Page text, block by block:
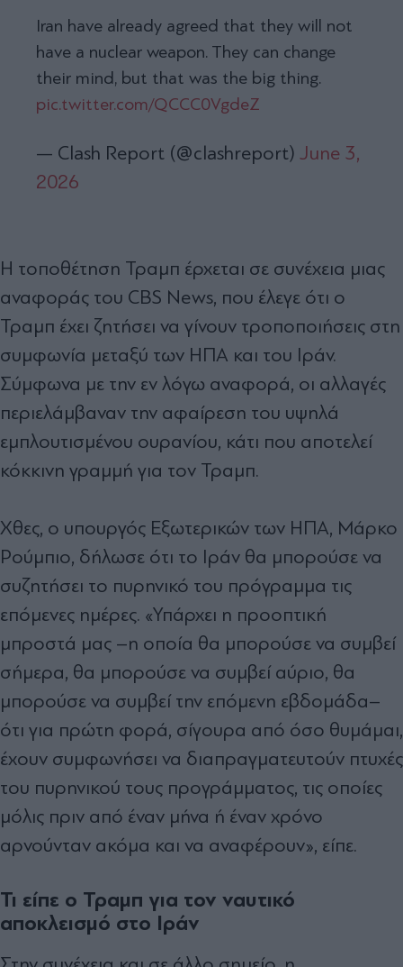
Iran have already agreed that they will not
have a nuclear weapon. They can change
their mind, but that was the big thing.
pic.twitter.com/QCCC0VgdeZ
— Clash Report (@clashreport) June 3,
2026
Η τοποθέτηση Τραμπ έρχεται σε συνέχεια μιας
αναφοράς του CBS News, που έλεγε ότι ο
Τραμπ έχει ζητήσει να γίνουν τροποποιήσεις στη
συμφωνία μεταξύ των ΗΠΑ και του Ιράν.
Σύμφωνα με την εν λόγω αναφορά, οι αλλαγές
περιελάμβαναν την αφαίρεση του υψηλά
εμπλουτισμένου ουρανίου, κάτι που αποτελεί
κόκκινη γραμμή για τον Τραμπ.
Χθες, ο υπουργός Εξωτερικών των ΗΠΑ, Μάρκο
Ρούμπιο, δήλωσε ότι το Ιράν θα μπορούσε να
συζητήσει το πυρηνικό του πρόγραμμα τις
επόμενες ημέρες. «Υπάρχει η προοπτική
μπροστά μας –η οποία θα μπορούσε να συμβεί
σήμερα, θα μπορούσε να συμβεί αύριο, θα
μπορούσε να συμβεί την επόμενη εβδομάδα–
ότι για πρώτη φορά, σίγουρα από όσο θυμάμαι,
έχουν συμφωνήσει να διαπραγματευτούν πτυχές
του πυρηνικού τους προγράμματος, τις οποίες
μόλις πριν από έναν μήνα ή έναν χρόνο
αρνούνταν ακόμα και να αναφέρουν», είπε.
Τι είπε ο Τραμπ για τον ναυτικό
αποκλεισμό στο Ιράν